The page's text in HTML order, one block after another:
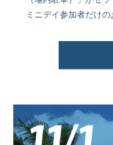
ミニデイ参加者だけの